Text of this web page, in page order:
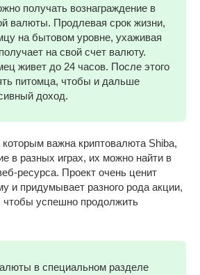
получать вознаграждение в
валюты. Продлевая срок жизни,
на бытовом уровне, ухаживая
на свой счет валюту.
живет до 24 часов. После этого
питомца, чтобы и дальше
доход.
важна криптовалюта Shiba,
в разных играх, их можно найти в
ресурса. Проект очень ценит
и придумывает разного рода акции,
успешно продолжить
в специальном разделе